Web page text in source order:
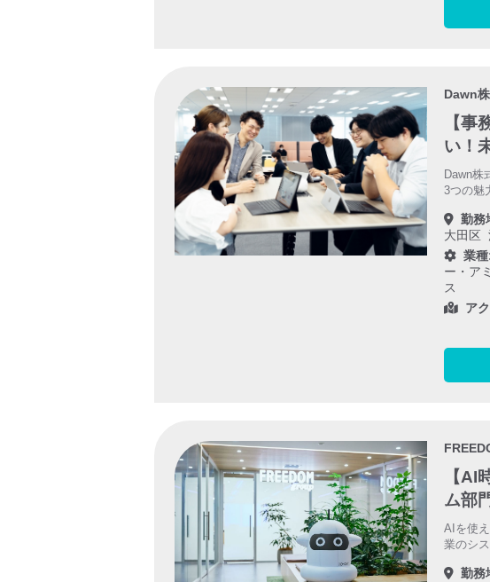
Dawn
【事
い！
Dawn株
3つの
勤務
大田区
業
ー・ア
ス
ア
【AI
ム部
AIを使
業のシ
勤務